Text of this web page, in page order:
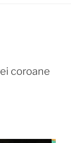
coroane